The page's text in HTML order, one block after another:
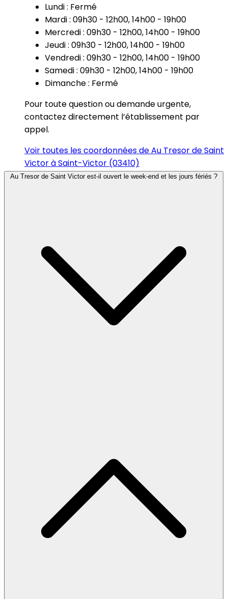
Lundi : Fermé
Mardi : 09h30 - 12h00, 14h00 - 19h00
Mercredi : 09h30 - 12h00, 14h00 - 19h00
Jeudi : 09h30 - 12h00, 14h00 - 19h00
Vendredi : 09h30 - 12h00, 14h00 - 19h00
Samedi : 09h30 - 12h00, 14h00 - 19h00
Dimanche : Fermé
Pour toute question ou demande urgente,
contactez directement l’établissement par
appel.
Voir toutes les coordonnées de Au Tresor de Saint
Victor à Saint-Victor (03410)
Au Tresor de Saint Victor est-il ouvert le week-end et les jours fériés ?